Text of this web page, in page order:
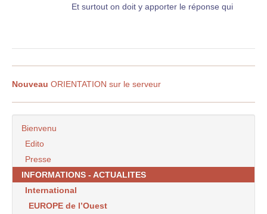
Et surtout on doit y apporter le réponse qui
Nous croyons trop facilement qu il nous reste
garde des annèes 1970.
Reste rien : l’aérotrain pris par les deutch, le
TGV plus de trente ans lui aussi, ...
toujour le meilleur en nous : le génie et l’astuce.
Nouveau ORIENTATION sur le serveur
Bienvenu
Edito
Presse
INFORMATIONS - ACTUALITES
International
EUROPE de l’Ouest